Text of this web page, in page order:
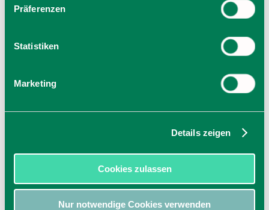
Präferenzen
Statistiken
Marketing
Details zeigen
Cookies zulassen
Nur notwendige Cookies verwenden
Unkostenbeitrag: € 5.-